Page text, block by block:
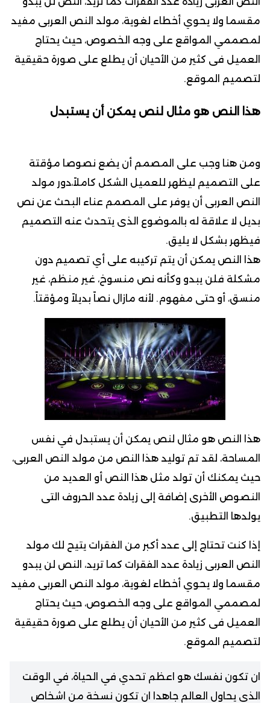
مقسما ولا يحوي أخطاء لغوية، مولد النص العربى مفيد
لمصممي المواقع على وجه الخصوص، حيث يحتاج
العميل فى كثير من الأحيان أن يطلع على صورة حقيقية
لتصميم الموقع.
هذا النص هو مثال لنص يمكن أن يستبدل
ومن هنا وجب على المصمم أن يضع نصوصا مؤقتة
على التصميم ليظهر للعميل الشكل كاملاً،دور مولد
النص العربى أن يوفر على المصمم عناء البحث عن نص
بديل لا علاقة له بالموضوع الذى يتحدث عنه التصميم
فيظهر بشكل لا يليق.
هذا النص يمكن أن يتم تركيبه على أي تصميم دون
مشكلة فلن يبدو وكأنه نص منسوخ، غير منظم، غير
منسق، أو حتى مفهوم. لأنه مازال نصاً بديلاً ومؤقتاً.
هذا النص هو مثال لنص يمكن أن يستبدل في نفس
المساحة، لقد تم توليد هذا النص من مولد النص العربى،
حيث يمكنك أن تولد مثل هذا النص أو العديد من
النصوص الأخرى إضافة إلى زيادة عدد الحروف التى
يولدها التطبيق.
إذا كنت تحتاج إلى عدد أكبر من الفقرات يتيح لك مولد
النص العربى زيادة عدد الفقرات كما تريد، النص لن يبدو
مقسما ولا يحوي أخطاء لغوية، مولد النص العربى مفيد
لمصممي المواقع على وجه الخصوص، حيث يحتاج
العميل فى كثير من الأحيان أن يطلع على صورة حقيقية
لتصميم الموقع.
ان تكون نفسك هو اعظم تحدي في الحياة، في الوقت
الذي يحاول العالم جاهدا ان تكون نسخة من اشخاص